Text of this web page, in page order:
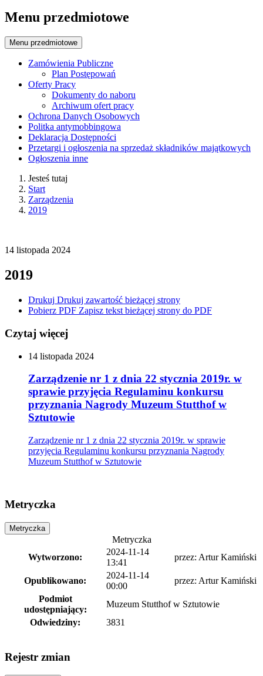
Menu przedmiotowe
Menu przedmiotowe
Zamówienia Publiczne
Plan Postępowań
Oferty Pracy
Dokumenty do naboru
Archiwum ofert pracy
Ochrona Danych Osobowych
Politka antymobbingowa
Deklaracja Dostępności
Przetargi i ogłoszenia na sprzedaż składników majątkowych
Ogłoszenia inne
Jesteś tutaj
Start
Zarządzenia
2019
14 listopada 2024
2019
Drukuj Drukuj zawartość bieżącej strony
Pobierz PDF Zapisz tekst bieżącej strony do PDF
Czytaj więcej
14 listopada 2024
Zarządzenie nr 1 z dnia 22 stycznia 2019r. w
sprawie przyjęcia Regulaminu konkursu
przyznania Nagrody Muzeum Stutthof w
Sztutowie
Zarządzenie nr 1 z dnia 22 stycznia 2019r. w sprawie
przyjęcia Regulaminu konkursu przyznania Nagrody
Muzeum Stutthof w Sztutowie
Metryczka
Metryczka
Metryczka
Wytworzono:
2024-11-14
13:41
przez: Artur Kamiński
Opublikowano:
2024-11-14
00:00
przez: Artur Kamiński
Podmiot
udostępniający:
Muzeum Stutthof w Sztutowie
Odwiedziny:
3831
Rejestr zmian